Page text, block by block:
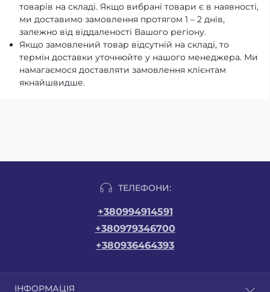
товарів на складі. Якщо вибрані товари є в наявності,
ми доставимо замовлення протягом 1 – 2 днів,
залежно від віддаленості Вашого регіону.
Якщо замовлений товар відсутній на складі, то
термін доставки уточнюйте у нашого менеджера. Ми
намагаємося доставляти замовлення клієнтам
якнайшвидше.
ТЕЛЕФОНИ:
+380994914591
+380979346700
+380936464393
ІНФОРМАЦІЯ